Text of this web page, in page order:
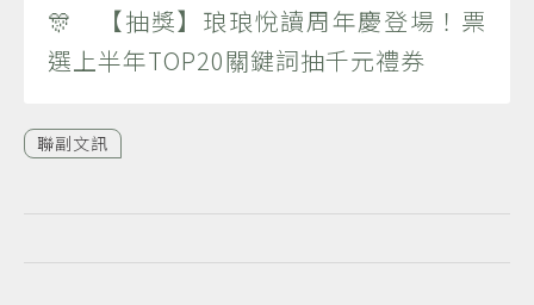
🎊 【抽獎】琅琅悅讀周年慶登場！票
選上半年TOP20關鍵詞抽千元禮券
聯副文訊